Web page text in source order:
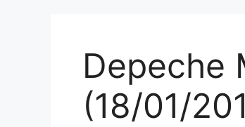
Depeche
(18/01/